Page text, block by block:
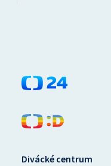
Divácké centrum